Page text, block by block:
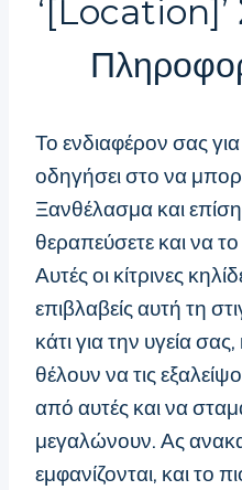
‘[location]’
Το ενδιαφέρον σας
οδηγήσει στο να
Ξανθέλασμα και
θεραπεύσετε και να
Αυτές οι κίτρινες
επιβλαβείς αυτή τη
κάτι για την υγεία
θέλουν να τις
από αυτές και να
μεγαλώνουν. Ας
εμφανίζονται, και το